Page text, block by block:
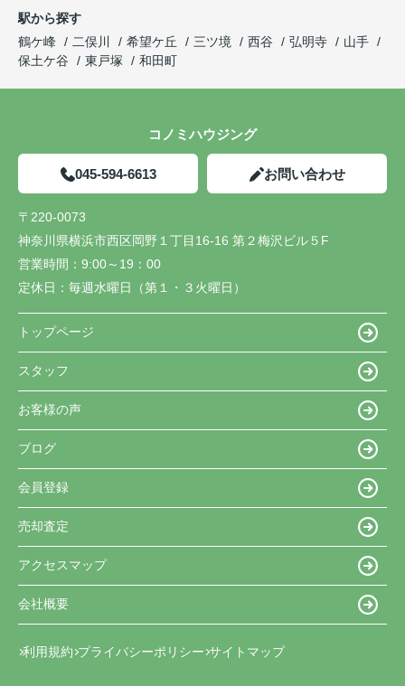
駅から探す
鶴ケ峰
二俣川 希望ケ丘 三ツ境 西谷 弘明寺
山手
保土ケ谷
東戸塚 和田町
コノミハウジング
045-594-6613 お問い合わせ
〒220-0073
神奈川県横浜市西区岡野１丁目16-16 第２梅沢ビル５F
営業時間： 9:00～19：00
定休日： 毎週水曜日（第１・３火曜日）
トップページ
スタッフ
お客様の声
ブログ
会員登録
売却査定
アクセスマップ
会社概要
利用規約 プライバシーポリシー サイトマップ